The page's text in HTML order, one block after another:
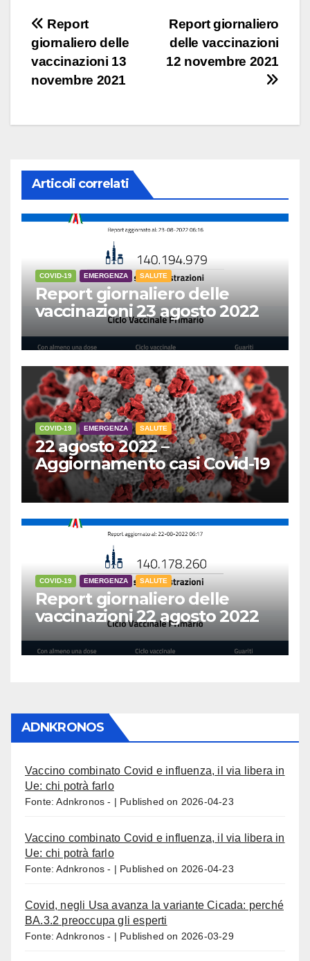
Navigazione
articoli
Report giornaliero
delle vaccinazioni
12 novembre 2021
Report
giornaliero delle
vaccinazioni 13
novembre 2021
Articoli correlati
COVID-19 EMERGENZA SALUTE
Report giornaliero delle
vaccinazioni 23 agosto 2022
COVID-19 EMERGENZA SALUTE
22 agosto 2022 –
Aggiornamento casi Covid-19
COVID-19 EMERGENZA SALUTE
Report giornaliero delle
vaccinazioni 22 agosto 2022
ADNKRONOS
Vaccino combinato Covid e influenza, il via libera in
Ue: chi potrà farlo
Fonte: Adnkronos - Published on 2026-04-23
Vaccino combinato Covid e influenza, il via libera in
Ue: chi potrà farlo
Fonte: Adnkronos - Published on 2026-04-23
Covid, negli Usa avanza la variante Cicada: perché
BA.3.2 preoccupa gli esperti
Fonte: Adnkronos - Published on 2026-03-29